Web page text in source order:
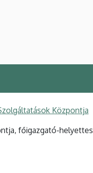
Központja
főigazgató-helyettes